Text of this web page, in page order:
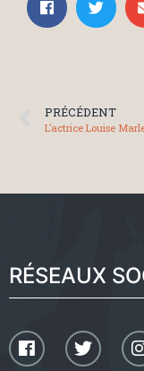
PRÉCÉDENT
RÉSEAUX